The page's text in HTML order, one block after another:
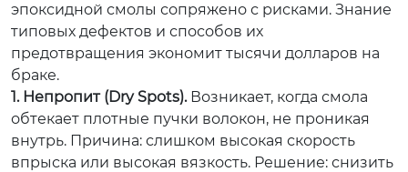
эпоксидной смолы сопряжено с рисками. Знание
типовых дефектов и способов их
предотвращения экономит тысячи долларов на
браке.
1. Непропит (Dry Spots).Возникает, когда смола
обтекает плотные пучки волокон, не проникая
внутрь. Причина: слишком высокая скорость
впрыска или высокая вязкость. Решение: снизить